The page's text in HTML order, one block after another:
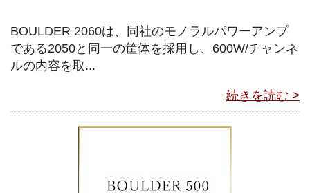
BOULDER 2060は、同社のモノラルパワーアンプ
である2050と同一の筐体を採用し、600W/チャンネ
ルの内容を取...
続きを読む >